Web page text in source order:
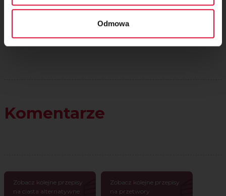
Odmowa
Komentarze
Zobacz kolejne przepisy
na ciasta alternatywne
Zobacz kolejne przepisy
na przetwory